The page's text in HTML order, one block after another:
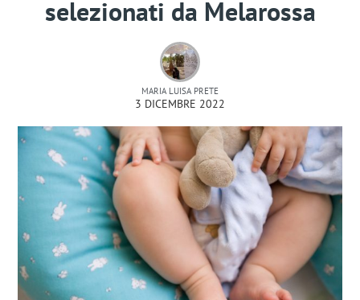
selezionati da Melarossa
MARIA LUISA PRETE
3 DICEMBRE 2022